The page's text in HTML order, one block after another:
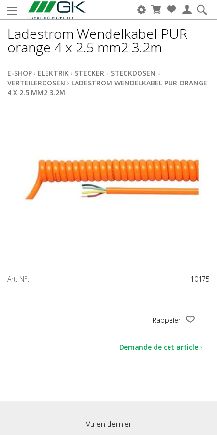
Ladestrom Wendelkabel PUR
orange 4 x 2.5 mm2 3.2m
E-SHOP › ELEKTRIK › STECKER - STECKDOSEN -
VERTEILERDOSEN › LADESTROM WENDELKABEL PUR ORANGE
4 X 2.5 MM2 3.2M
Art. N°: 10175
Rappeler
Demande de cet article ›
Vu en dernier